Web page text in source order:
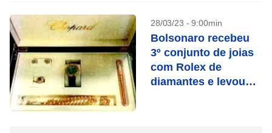
28/03/23 - 9:00min
Bolsonaro recebeu
3º conjunto de joias
com Rolex de
diamantes e levou